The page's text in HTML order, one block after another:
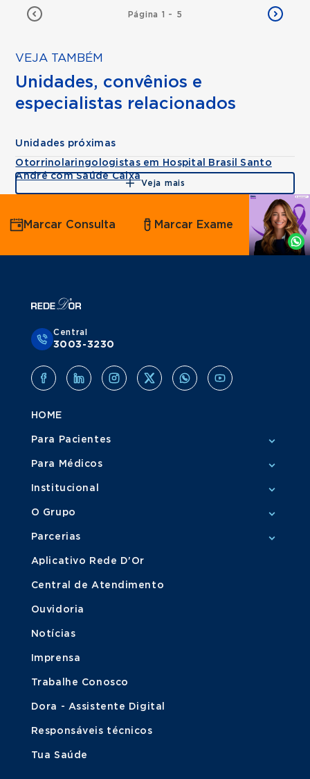
Página 1 - 5
VEJA TAMBÉM
Unidades, convênios e
especialistas relacionados
Unidades próximas
Otorrinolaringologistas em Hospital Brasil Santo
André com Saúde Caixa
Veja mais
Agende
por
Whatsapp
Marcar Consulta Marcar Exame
Central
3003-3230
HOME
Para Pacientes
Para Médicos
Institucional
O Grupo
Parcerias
Aplicativo Rede D'Or
Central de Atendimento
Ouvidoria
Notícias
Imprensa
Trabalhe Conosco
Dora - Assistente Digital
Responsáveis técnicos
Tua Saúde